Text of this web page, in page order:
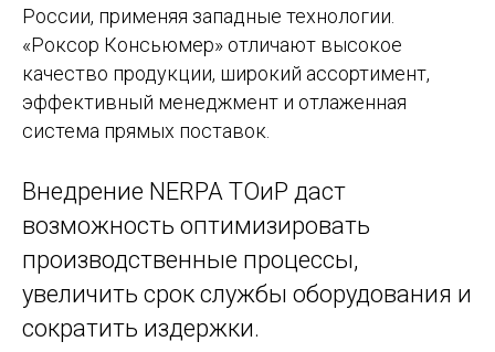
России, применяя западные технологии.
«Роксор Консьюмер» отличают высокое
качество продукции, широкий ассортимент,
эффективный менеджмент и отлаженная
система прямых поставок.
Внедрение NERPA ТОиР даст
возможность оптимизировать
производственные процессы,
увеличить срок службы оборудования и
сократить издержки.